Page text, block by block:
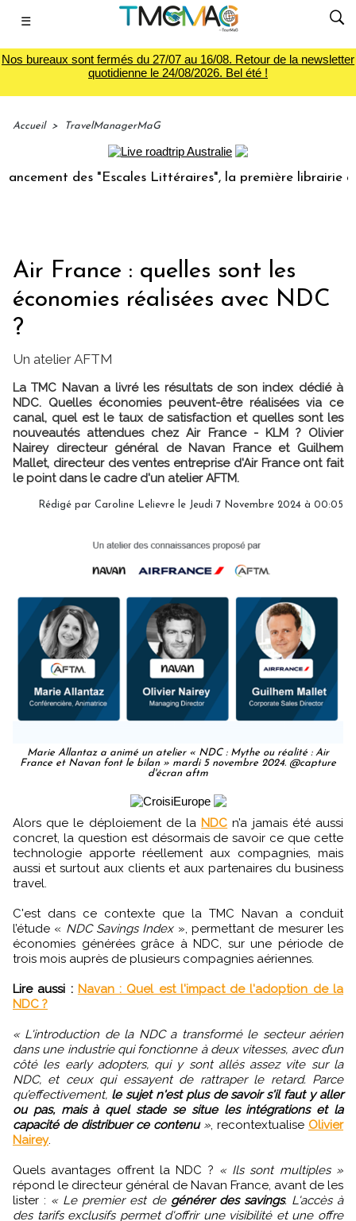
☰
Nos bureaux sont fermés du 27/07 au 16/08. Retour de la newsletter
quotidienne le 24/08/2026. Bel été !
Accueil > TravelManagerMaG
des "Escales Littéraires", la première librairie du
Air France : quelles sont les
économies réalisées avec NDC
?
Un atelier AFTM
La TMC Navan a livré les résultats de son index dédié à
NDC. Quelles économies peuvent-être réalisées via ce
canal, quel est le taux de satisfaction et quelles sont les
nouveautés attendues chez Air France - KLM ? Olivier
Nairey directeur général de Navan France et Guilhem
Mallet, directeur des ventes entreprise d'Air France ont fait
le point dans le cadre d'un atelier AFTM.
Rédigé par Caroline Lelievre le Jeudi 7 Novembre 2024 à 00:05
Marie Allantaz a animé un atelier « NDC : Mythe ou réalité : Air
France et Navan font le bilan » mardi 5 novembre 2024. @capture
d'écran aftm
Alors que le déploiement de la NDC n’a jamais été aussi
concret, la question est désormais de savoir ce que cette
technologie apporte réellement aux compagnies, mais
aussi et surtout aux clients et aux partenaires du business
travel.
C'est dans ce contexte que la TMC Navan a conduit
l’étude « NDC Savings Index», permettant de mesurer les
économies générées grâce à NDC, sur une période de
trois mois auprès de plusieurs compagnies aériennes.
Lire aussi : Navan : Quel est l'impact de l'adoption de la
NDC ?
« L'introduction de la NDC a transformé le secteur aérien
dans une industrie qui fonctionne à deux vitesses, avec d’un
côté les early adopters, qui y sont allés assez vite sur la
NDC, et ceux qui essayent de rattraper le retard. Parce
qu’effectivement, le sujet n'est plus de savoir s'il faut y aller
ou pas, mais à quel stade se situe les intégrations et la
capacité de distribuer ce contenu», recontextualise Olivier
Nairey.
Quels avantages offrent la NDC ? « Ils sont multiples »
répond le directeur général de Navan France, avant de les
lister : « Le premier est de générer des savings. L'accès à
des tarifs exclusifs permet d'offrir une visibilité et une offre